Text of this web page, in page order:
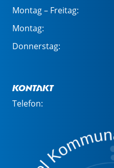
Montag – Freitag:
Montag:
Donnerstag:
Kontakt
Telefon: